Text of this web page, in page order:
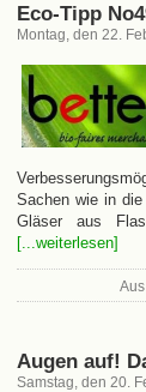
Eco-Tipp
Montag, den 22.
Sachen wie in
Gläser aus
[...weiterlesen]
Augen auf!
Samstag, den 20.